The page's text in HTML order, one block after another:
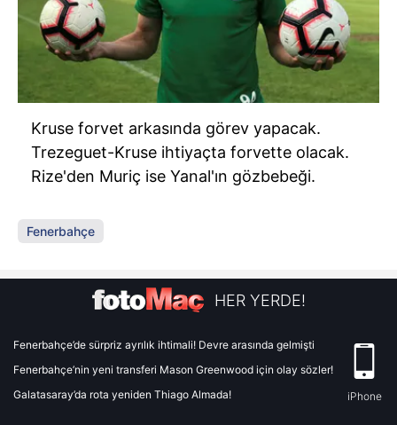
Kruse forvet arkasında görev yapacak.
Trezeguet-Kruse ihtiyaçta forvette olacak.
Rize'den Muriç ise Yanal'ın gözbebeği.
Fenerbahçe
HER YERDE!
Fenerbahçe’de sürpriz ayrılık ihtimali! Devre arasında gelmişti
Fenerbahçe’nin yeni transferi Mason Greenwood için olay sözler!
Galatasaray’da rota yeniden Thiago Almada!
iPhone